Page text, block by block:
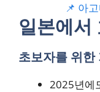
📌 아
일본에서
초보자를 위한
2025년에